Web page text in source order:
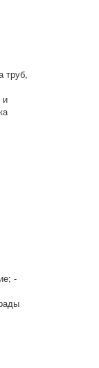
труб,
и
-